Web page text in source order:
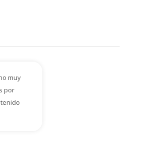
muy
por